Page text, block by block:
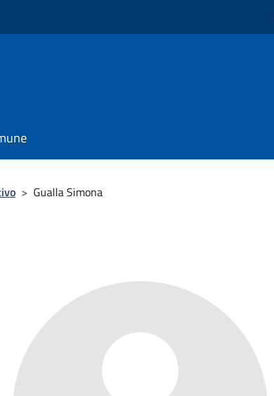
> Gualla Simona